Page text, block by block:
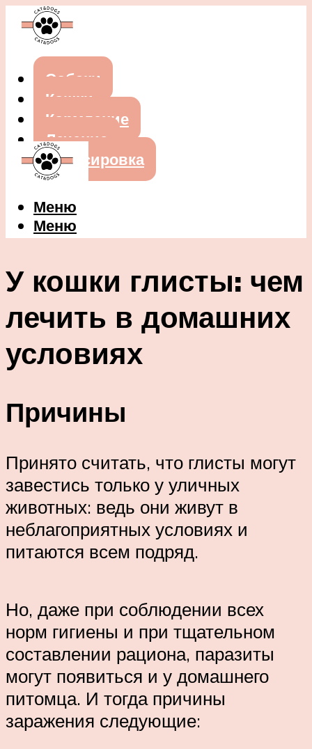
Собаки
Кошки
Кормление
Лечение
Дрессировка
Меню
Меню
У кошки глисты: чем
лечить в домашних
условиях
Причины
Принято считать, что глисты могут
завестись только у уличных
животных: ведь они живут в
неблагоприятных условиях и
питаются всем подряд.
Но, даже при соблюдении всех
норм гигиены и при тщательном
составлении рациона, паразиты
могут появиться и у домашнего
питомца. И тогда причины
заражения следующие: